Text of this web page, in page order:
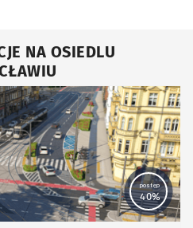
NA OSIEDLU
zbiorowa
postęp
40%